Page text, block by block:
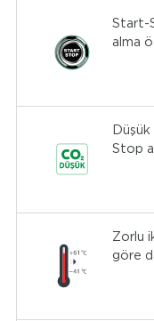
Start-
alma
Stop
Zorlu
göre